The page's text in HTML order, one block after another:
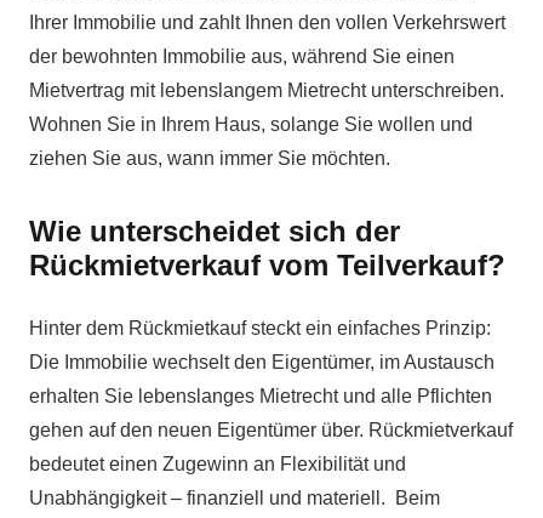
Ihrer Immobilie und zahlt Ihnen den vollen Verkehrswert
der bewohnten Immobilie aus, während Sie einen
Mietvertrag mit lebenslangem Mietrecht unterschreiben.
Wohnen Sie in Ihrem Haus, solange Sie wollen und
ziehen Sie aus, wann immer Sie möchten.
Wie unterscheidet sich der
Rückmietverkauf vom Teilverkauf?
Hinter dem Rückmietkauf steckt ein einfaches Prinzip:
Die Immobilie wechselt den Eigentümer, im Austausch
erhalten Sie lebenslanges Mietrecht und alle Pflichten
gehen auf den neuen Eigentümer über. Rückmietverkauf
bedeutet einen Zugewinn an Flexibilität und
Unabhängigkeit – finanziell und materiell. Beim